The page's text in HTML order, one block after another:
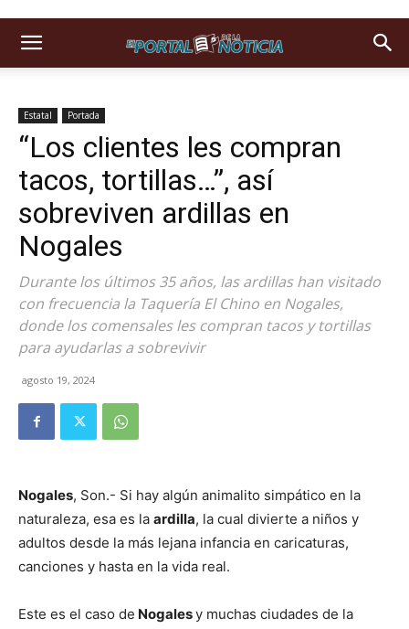
Estatal Portada
“Los clientes les compran
tacos, tortillas…”, así
sobreviven ardillas en
Nogales
Durante los últimos 35 años, las ardillas han visitado
con frecuencia la Taquería El Chino en Nogales,
donde los comensales les compran tacos y tortillas
para ayudarlas a sobrevivir
agosto 19, 2024
Nogales, Son.- Si hay algún animalito simpático en la
naturaleza, esa es la ardilla, la cual divierte a niños y
adultos desde la más lejana infancia en caricaturas,
canciones y hasta en la vida real.
Este es el caso de Nogalesy muchas ciudades de la